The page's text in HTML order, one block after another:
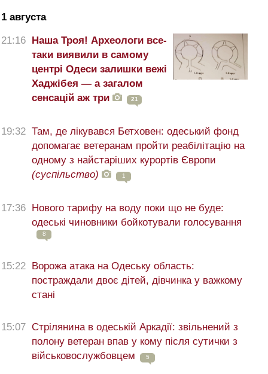
1 августа
21:16 Наша Троя! Археологи все-
таки виявили в самому
центрі Одеси залишки вежі
Хаджібея — а загалом
сенсацій аж три
21
19:32 Там, де лікувався Бетховен: одеський фонд
допомагає ветеранам пройти реабілітацію на
одному з найстаріших курортів Європи
(суспільство)
1
17:36 Нового тарифу на воду поки що не буде:
одеські чиновники бойкотували голосування
8
15:22 Ворожа атака на Одеську область:
постраждали двоє дітей, дівчинка у важкому
стані
15:07 Стрілянина в одеській Аркадії: звільнений з
полону ветеран впав у кому після сутички з
військовослужбовцем
5